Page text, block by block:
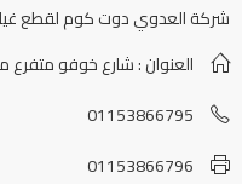
شركة العدوي دوت كوم لقطع
العنوان : شارع خوفو متفرع
01153866795
01153866796